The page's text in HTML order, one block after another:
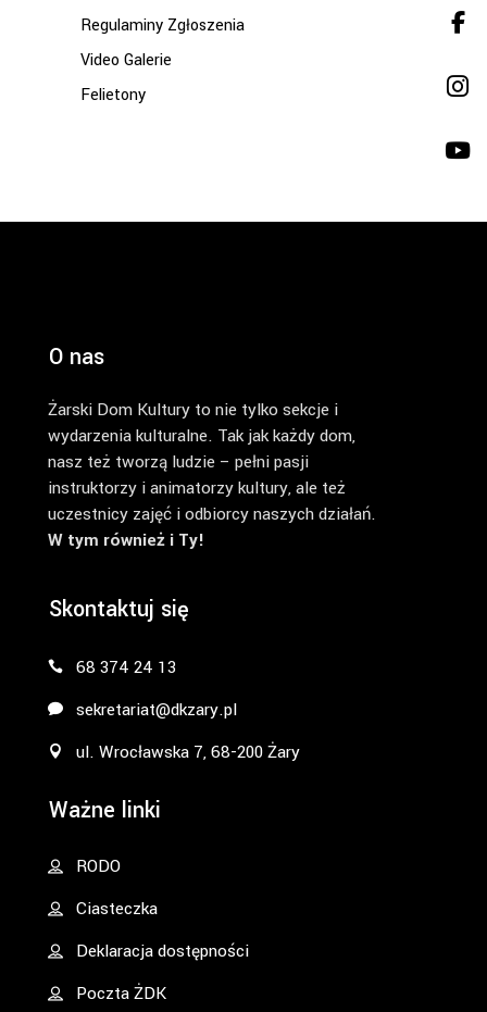
Regulaminy Zgłoszenia
Video Galerie
Felietony
O nas
Żarski Dom Kultury to nie tylko sekcje i
wydarzenia kulturalne. Tak jak każdy dom,
nasz też tworzą ludzie – pełni pasji
instruktorzy i animatorzy kultury, ale też
uczestnicy zajęć i odbiorcy naszych działań.
W tym również i Ty!
Skontaktuj się
68 374 24 13
sekretariat@dkzary.pl
ul. Wrocławska 7, 68-200 Żary
Ważne linki
RODO
Ciasteczka
Deklaracja dostępności
Poczta ŻDK